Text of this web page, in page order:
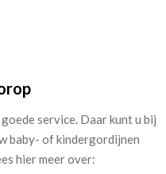
service. Daar kunt u bij
baby- of kindergordijnen
hier meer over: